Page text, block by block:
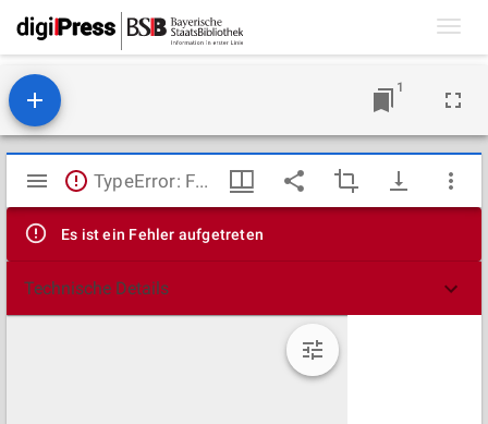
1
Mirador
Viewer
TypeError: Failed to fetch
Es ist ein Fehler aufgetreten
Technische Details